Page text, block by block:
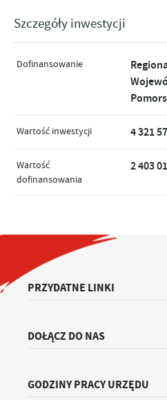
Szczegóły inwestycji
Dofinansowanie
Wartość inwestycji 4 321
Wartość
dofinansowania
2 403
PRZYDATNE LINKI
DOŁĄCZ DO NAS
GODZINY PRACY URZĘDU